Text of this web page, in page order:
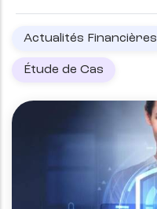
Actualités Financières
Étude de Cas